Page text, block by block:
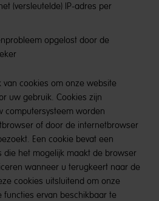
(versleutelde) IP-adres per
opgelost door de
cookies om onze website
uw gebruik. Cookies zijn
computersysteem worden
of door de internetbrowser
Een cookie bevat een
die het mogelijk maakt de browser
wanneer u terugkeert naar de
cookies uitsluitend om onze
ervan beschikbaar te